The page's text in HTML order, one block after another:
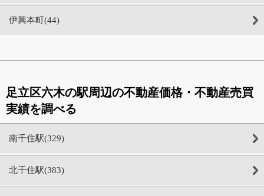
伊興本町(44)
足立区六木の駅周辺の不動産価格・不動産売買
実績を調べる
南千住駅(329)
北千住駅(383)